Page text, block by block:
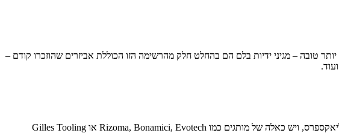
טובה – מגיני ידיות בלם הם בהחלט חלק מהרשימה הזו הכוללת אביזרים שהוזכרו קודם –
יש מגנים העשויים יחידה אחת, אחרים בנויים ממספר חלקים ומאפשרים כיוון של האורך והזווית. יש כאלה שעולים כמה דולרים באליאקספרס, ויש כאלה של מותגים כמו Rizoma, Bonamici, Evotech או Gilles Tooling